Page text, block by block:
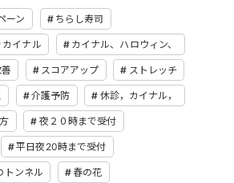
ーン ちらし寿司
カイナル カイナル、ハロウィン、
スコアアップ ストレッチ
介護予防 休診，カイナル，
夜２０時まで受付
平日夜20時まで受付
トンネル 春の花